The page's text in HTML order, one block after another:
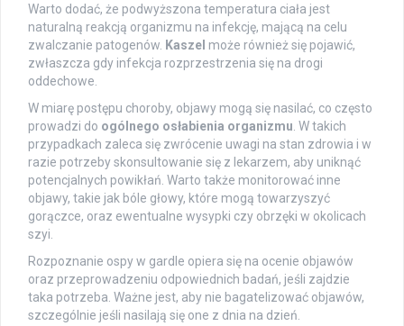
Warto dodać, że podwyższona temperatura ciała jest
naturalną reakcją organizmu na infekcję, mającą na celu
zwalczanie patogenów. Kaszel może również się pojawić,
zwłaszcza gdy infekcja rozprzestrzenia się na drogi
oddechowe.
W miarę postępu choroby, objawy mogą się nasilać, co często
prowadzi do ogólnego osłabienia organizmu. W takich
przypadkach zaleca się zwrócenie uwagi na stan zdrowia i w
razie potrzeby skonsultowanie się z lekarzem, aby uniknąć
potencjalnych powikłań. Warto także monitorować inne
objawy, takie jak bóle głowy, które mogą towarzyszyć
gorączce, oraz ewentualne wysypki czy obrzęki w okolicach
szyi.
Rozpoznanie ospy w gardle opiera się na ocenie objawów
oraz przeprowadzeniu odpowiednich badań, jeśli zajdzie
taka potrzeba. Ważne jest, aby nie bagatelizować objawów,
szczególnie jeśli nasilają się one z dnia na dzień.